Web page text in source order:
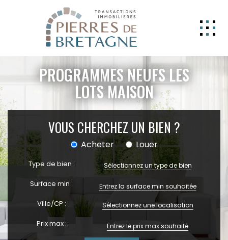
NOS BIENS
GERER
NOS AGENCES
ESTIMATION
CONTACT
ESPACE CLIENT
EXTRANET
PROGRAMMES NEUFS LES
LOTS MAISON
VOUS CHERCHEZ UN BIEN ?
Acheter Louer
Type de bien : Sélectionnez un type de bien
Surface min :
Ville/CP : Sélectionnez une localisation
Prix max :